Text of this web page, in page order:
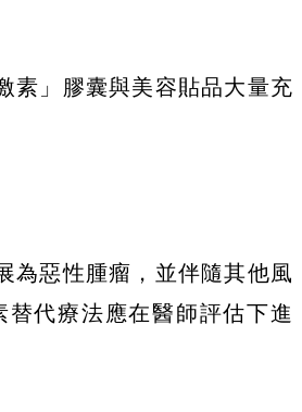
素」膠囊與美容貼品大量充
為惡性腫瘤，並伴隨其他風
代療法應在醫師評估下進